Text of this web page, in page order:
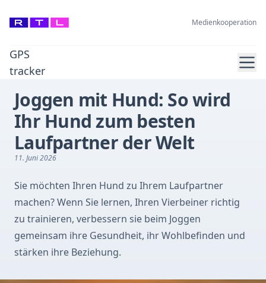
Medienkooperation
GPS
tracker
Joggen mit Hund: So wird
Ihr Hund zum besten
Laufpartner der Welt
11. Juni 2026
Sie möchten Ihren Hund zu Ihrem Laufpartner
machen? Wenn Sie lernen, Ihren Vierbeiner richtig
zu trainieren, verbessern sie beim Joggen
gemeinsam ihre Gesundheit, ihr Wohlbefinden und
stärken ihre Beziehung.